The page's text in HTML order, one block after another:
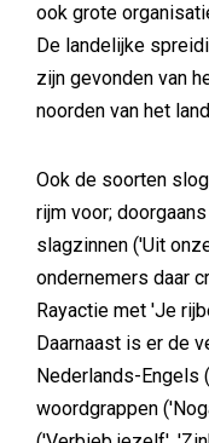
ook grote
De landelijke
zijn gevonden van
noorden van het
Ook de soorten
rijm voor;
slagzinnen ('Uit
ondernemers daar
Rayactie met 'Je
Daarnaast is er de
Nederlands-Engels
woordgrappen